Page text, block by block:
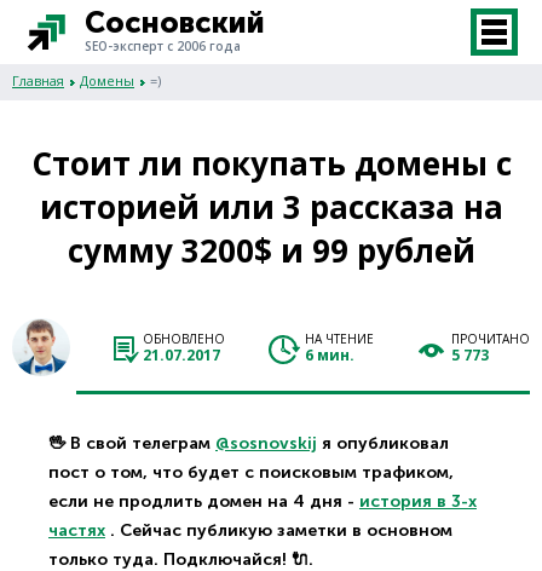
Сосновский
SEO-эксперт с 2006 года
Главная Домены =)
Стоит ли покупать домены с
историей или 3 рассказа на
сумму 3200$ и 99 рублей
ОБНОВЛЕНО
21.07.2017
НА ЧТЕНИЕ
6 мин.
ПРОЧИТАНО
5 773
🖖 В свой телеграм @sosnovskij я опубликовал
пост о том, что будет с поисковым трафиком,
если не продлить домен на 4 дня - история в 3-х
частях . Сейчас публикую заметки в основном
только туда. Подключайся! 🔌.